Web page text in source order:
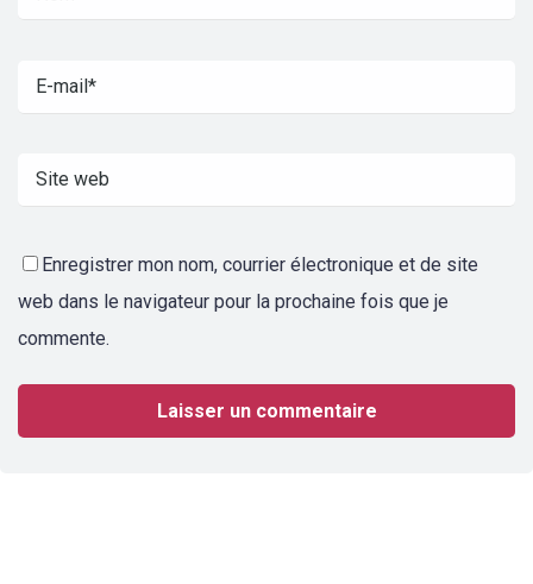
Enregistrer mon nom, courrier électronique et de site
web dans le navigateur pour la prochaine fois que je
commente.